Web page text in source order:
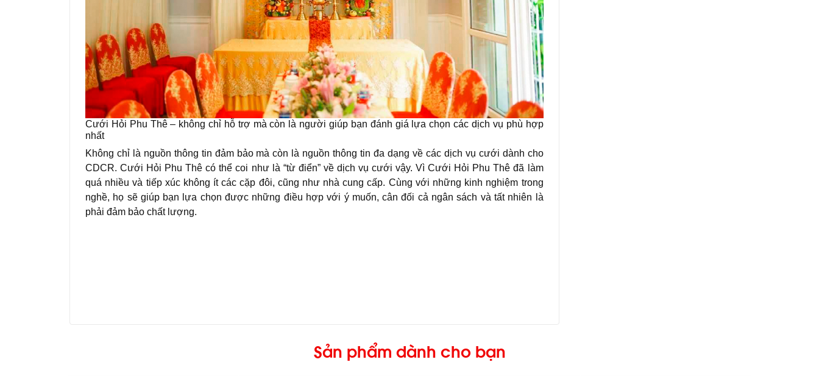
Cưới Hỏi Phu Thê – không chỉ hỗ trợ mà còn là người giúp bạn đánh giá lựa chọn các dịch vụ phù hợp
nhất
Không chỉ là nguồn thông tin đảm bảo mà còn là nguồn thông tin đa dạng về các dịch vụ cưới dành cho
CDCR. Cưới Hỏi Phu Thê có thể coi như là “từ điển” về dịch vụ cưới vậy. Vì Cưới Hỏi Phu Thê đã làm
quá nhiều và tiếp xúc không ít các cặp đôi, cũng như nhà cung cấp. Cùng với những kinh nghiệm trong
nghề, họ sẽ giúp bạn lựa chọn được những điều hợp với ý muốn, cân đối cả ngân sách và tất nhiên là
phải đảm bảo chất lượng.
Sản phẩm dành cho bạn